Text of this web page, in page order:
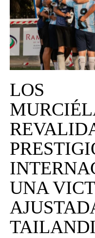
UNIVERSO
NOTICIAS
CAD MEDIA
CAD FEDERAL
LOS
UNA